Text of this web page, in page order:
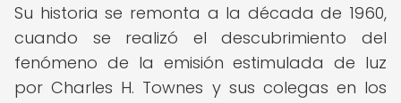
Su historia se remonta a la década de 1960,
cuando se realizó el descubrimiento del
fenómeno de la emisión estimulada de luz
por Charles H. Townes y sus colegas en los